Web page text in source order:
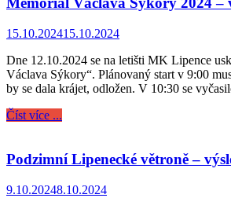
15.10.202415.10.2024
Dne 12.10.2024 se na letišti MK Lipence
Václava Sýkory“. Plánovaný start v 9:00
by se dala krájet, odložen. V 10:30 se
Číst více ...
Podzimní Lipenecké větroně –
9.10.20248.10.2024